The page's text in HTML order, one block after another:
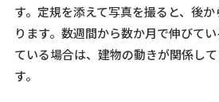
す。定規を添えて写真を撮ると、後
ります。数週間から数か月で伸びて
ている場合は、建物の動きが関係し
す。